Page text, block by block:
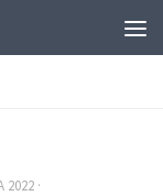
2022 ·